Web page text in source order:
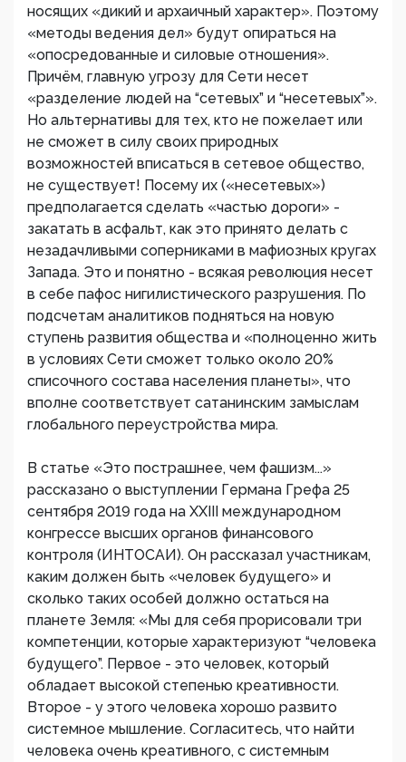
носящих «дикий и архаичный характер». Поэтому
«методы ведения дел» будут опираться на
«опосредованные и силовые отношения».
Причём, главную угрозу для Сети несет
«разделение людей на “сетевых” и “несетевых”».
Но альтернативы для тех, кто не пожелает или
не сможет в силу своих природных
возможностей вписаться в сетевое общество,
не существует! Посему их («несетевых»)
предполагается сделать «частью дороги» -
закатать в асфальт, как это принято делать с
незадачливыми соперниками в мафиозных кругах
Запада. Это и понятно - всякая революция несет
в себе пафос нигилистического разрушения. По
подсчетам аналитиков подняться на новую
ступень развития общества и «полноценно жить
в условиях Сети сможет только около 20%
списочного состава населения планеты», что
вполне соответствует сатанинским замыслам
глобального переустройства мира.
В статье «Это пострашнее, чем фашизм...»
рассказано о выступлении Германа Грефа 25
сентября 2019 года на XXIII международном
конгрессе высших органов финансового
контроля (ИНТОСАИ). Он рассказал участникам,
каким должен быть «человек будущего» и
сколько таких особей должно остаться на
планете Земля: «Мы для себя прорисовали три
компетенции, которые характеризуют “человека
будущего”. Первое - это человек, который
обладает высокой степенью креативности.
Второе - у этого человека хорошо развито
системное мышление. Согласитесь, что найти
человека очень креативного, с системным